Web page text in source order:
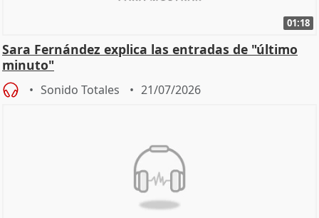
01:18
Sara Fernández explica las entradas de "último
minuto"
Sonido Totales 21/07/2026